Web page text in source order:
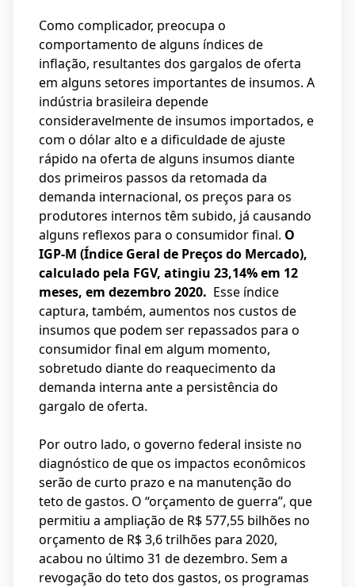
Como complicador, preocupa o
comportamento de alguns índices de
inflação, resultantes dos gargalos de oferta
em alguns setores importantes de insumos. A
indústria brasileira depende
consideravelmente de insumos importados, e
com o dólar alto e a dificuldade de ajuste
rápido na oferta de alguns insumos diante
dos primeiros passos da retomada da
demanda internacional, os preços para os
produtores internos têm subido, já causando
alguns reflexos para o consumidor final. O
IGP-M (Índice Geral de Preços do Mercado),
calculado pela FGV, atingiu 23,14% em 12
meses, em dezembro 2020. Esse índice
captura, também, aumentos nos custos de
insumos que podem ser repassados para o
consumidor final em algum momento,
sobretudo diante do reaquecimento da
demanda interna ante a persistência do
gargalo de oferta.
Por outro lado, o governo federal insiste no
diagnóstico de que os impactos econômicos
serão de curto prazo e na manutenção do
teto de gastos. O “orçamento de guerra”, que
permitiu a ampliação de R$ 577,55 bilhões no
orçamento de R$ 3,6 trilhões para 2020,
acabou no último 31 de dezembro. Sem a
revogação do teto dos gastos, os programas